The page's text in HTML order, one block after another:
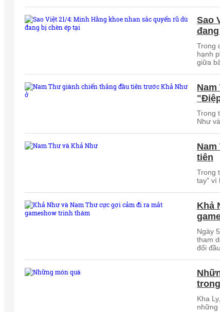
Sao
Trong
hạnh
giữa
Trong
Như
tiên
Trong
tay" vì
Khả
Ngày
tham
đối
Kha
những